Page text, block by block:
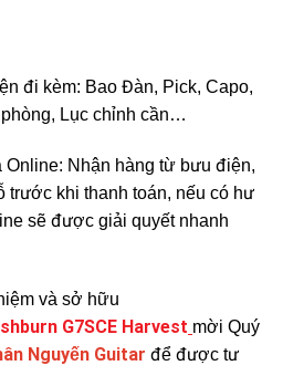
đi kèm: Bao Đàn, Pick, Capo,
Lục chỉnh cần…
Nhận hàng từ bưu điện,
trước khi thanh toán, nếu có hư
sẽ được giải quyết nhanh
và sở hữu
G7SCE Harvest mời Quý
Nguyến Guitar để được tư